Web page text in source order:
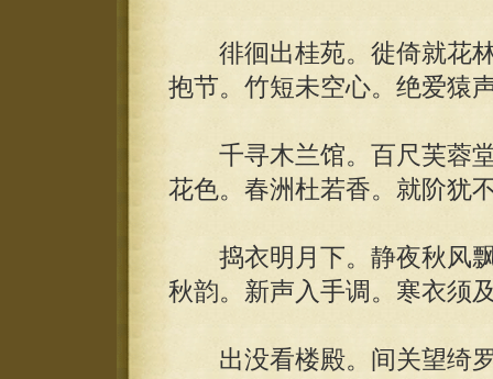
徘徊出桂苑。徙倚就花林
抱节。竹短未空心。绝爱猿
千寻木兰馆。百尺芙蓉堂
花色。春洲杜若香。就阶犹
捣衣明月下。静夜秋风飘
秋韵。新声入手调。寒衣须
出没看楼殿。间关望绮罗